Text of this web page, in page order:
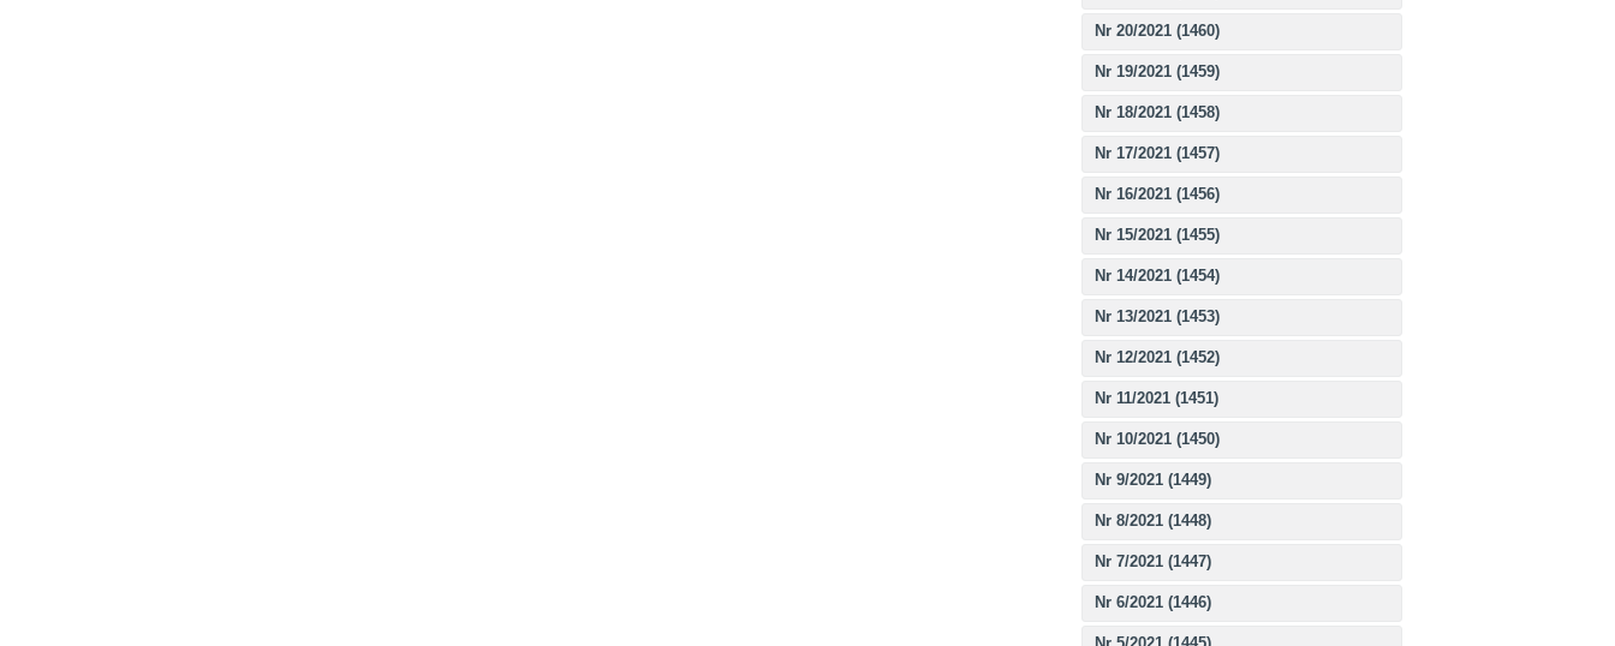
Nr 20/2021 (1460)
Nr 19/2021 (1459)
Nr 18/2021 (1458)
Nr 17/2021 (1457)
Nr 16/2021 (1456)
Nr 15/2021 (1455)
Nr 14/2021 (1454)
Nr 13/2021 (1453)
Nr 12/2021 (1452)
Nr 11/2021 (1451)
Nr 10/2021 (1450)
Nr 9/2021 (1449)
Nr 8/2021 (1448)
Nr 7/2021 (1447)
Nr 6/2021 (1446)